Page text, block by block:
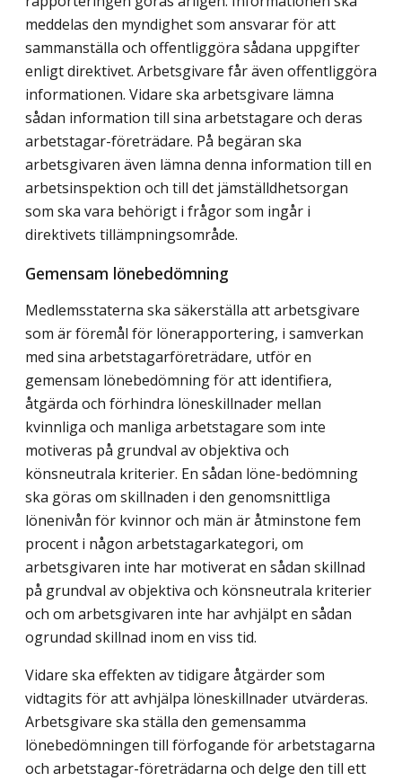
meddelas den myndighet som ansvarar för att
sammanställa och offentliggöra sådana uppgifter
enligt direktivet. Arbetsgivare får även offentliggöra
informationen. Vidare ska arbetsgivare lämna
sådan information till sina arbetstagare och deras
arbetstagar-företrädare. På begäran ska
arbetsgivaren även lämna denna information till en
arbetsinspektion och till det jämställdhetsorgan
som ska vara behörigt i frågor som ingår i
direktivets tillämpningsområde.
Gemensam lönebedömning
Medlemsstaterna ska säkerställa att arbetsgivare
som är föremål för lönerapportering, i samverkan
med sina arbetstagarföreträdare, utför en
gemensam lönebedömning för att identifiera,
åtgärda och förhindra löneskillnader mellan
kvinnliga och manliga arbetstagare som inte
motiveras på grundval av objektiva och
könsneutrala kriterier. En sådan löne-bedömning
ska göras om skillnaden i den genomsnittliga
lönenivån för kvinnor och män är åtminstone fem
procent i någon arbetstagarkategori, om
arbetsgivaren inte har motiverat en sådan skillnad
på grundval av objektiva och könsneutrala kriterier
och om arbetsgivaren inte har avhjälpt en sådan
ogrundad skillnad inom en viss tid.
Vidare ska effekten av tidigare åtgärder som
vidtagits för att avhjälpa löneskillnader utvärderas.
Arbetsgivare ska ställa den gemensamma
lönebedömningen till förfogande för arbetstagarna
och arbetstagar-företrädarna och delge den till ett